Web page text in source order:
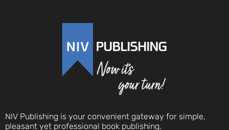
NIV Publishing is your convenient gateway for simple,
pleasant yet professional book publishing.